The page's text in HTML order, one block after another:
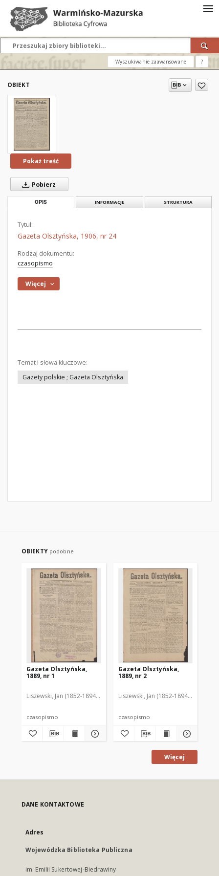
Wyszukiwanie zaawansowane ?
OBIEKT
Pokaż treść
Pobierz
OPIS INFORMACJE STRUKTURA
Tytuł:
Gazeta Olsztyńska, 1906, nr 24
Rodzaj dokumentu:
czasopismo
Więcej
Temat i słowa kluczowe:
Gazety polskie ; Gazeta Olsztyńska
OBIEKTY podobne
Gazeta Olsztyńska,
1889, nr 1
Liszewski, Jan (1852-1894). Red.
czasopismo
Gazeta Olsztyńska,
1889, nr 2
Liszewski, Jan (1852-1894). Red.
czasopismo
Więcej
DANE KONTAKTOWE
Adres
Wojewódzka Biblioteka Publiczna
im. Emilii Sukertowej-Biedrawiny